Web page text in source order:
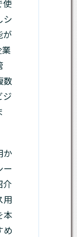
使
シ
が
数
ジ
か
ー
介
用
本
め